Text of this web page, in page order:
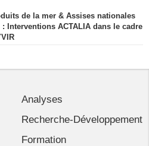
de la mer & Assises nationales
Interventions ACTALIA dans le cadre
Analyses
Recherche-Développement
Formation